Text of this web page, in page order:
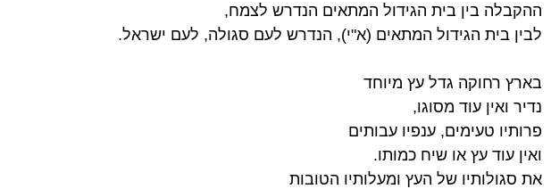
ההקבלה בין בית הגידול המתאים הנדרש לצמח,
לבין בית הגידול המתאים (א"י), הנדרש לעם סגולה, לעם ישראל.
בארץ רחוקה גדל עץ מיוחד
נדיר ואין עוד מסוגו,
פרותיו טעימים, ענפיו עבותים
ואין עוד עץ או שיח כמותו.
את סגולותיו של העץ ומעלותיו הטובות